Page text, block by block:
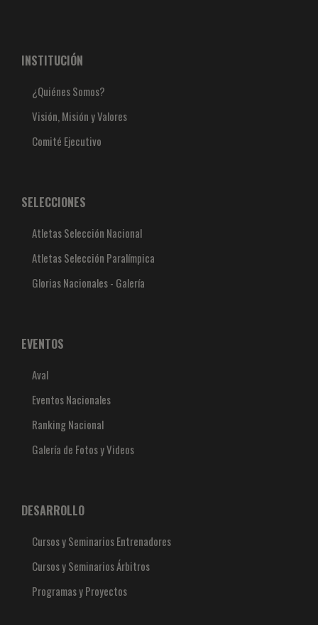
INSTITUCIÓN
¿Quiénes Somos?
Visión, Misión y Valores
Comité Ejecutivo
SELECCIONES
Atletas Selección Nacional
Atletas Selección Paralímpica
Glorias Nacionales - Galería
EVENTOS
Aval
Eventos Nacionales
Ranking Nacional
Galería de Fotos y Videos
DESARROLLO
Cursos y Seminarios Entrenadores
Cursos y Seminarios Árbitros
Programas y Proyectos